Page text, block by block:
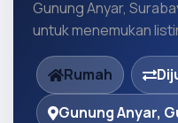
Gunung Anyar,
untuk menemukan
Rumah
Gunung Anyar,